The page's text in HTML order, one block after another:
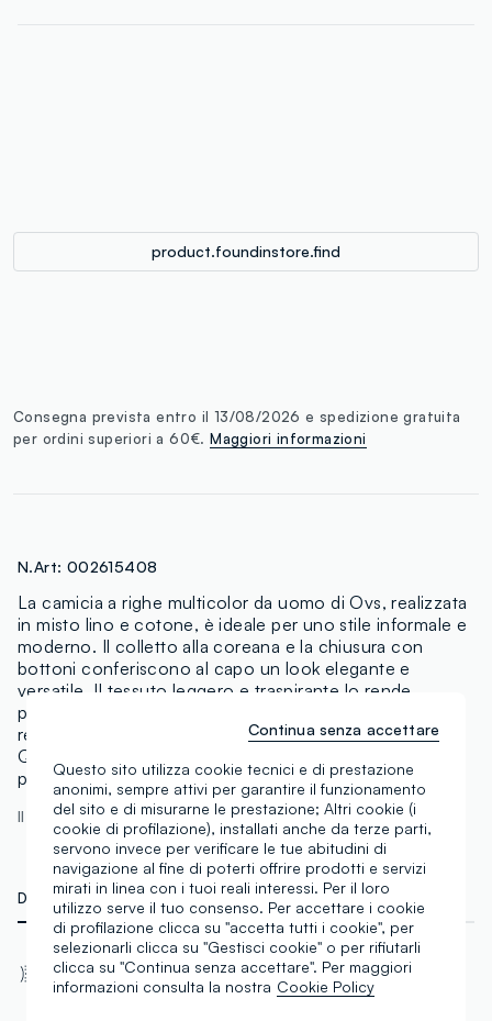
product.foundinstore.find
Consegna prevista entro il 13/08/2026 e spedizione gratuita
per ordini superiori a 60€.Maggiori informazioni
N.Art: 002615408
La camicia a righe multicolor da uomo di Ovs, realizzata
in misto lino e cotone, è ideale per uno stile informale e
moderno. Il colletto alla coreana e la chiusura con
bottoni conferiscono al capo un look elegante e
versatile. Il tessuto leggero e traspirante lo rende
perfetto per la stagione primavera/estate. La vestibilità
regular fit garantisce comfort e libertà di movimento.
Questo capo casual si abbina facilmente a diversi outfit
per un look sempre alla moda.
Il modello è alto 188 cm ed indossa una M
DETTAGLI TECNICI MATERIALI E FILIERA
Vestibilità
Regular
Chiusura con bottoni
Questo sito utilizza cookie tecnici e di prestazione
anonimi, sempre attivi per garantire il funzionamento
del sito e di misurarne le prestazione; Altri cookie (i
cookie di profilazione), installati anche da terze parti,
servono invece per verificare le tue abitudini di
navigazione al fine di poterti offrire prodotti e servizi
mirati in linea con i tuoi reali interessi. Per il loro
utilizzo serve il tuo consenso. Per accettare i cookie
di profilazione clicca su "accetta tutti i cookie", per
selezionarli clicca su "Gestisci cookie" o per rifiutarli
clicca su "Continua senza accettare". Per maggiori
informazioni consulta la nostra Cookie Policy
Continua senza accettare